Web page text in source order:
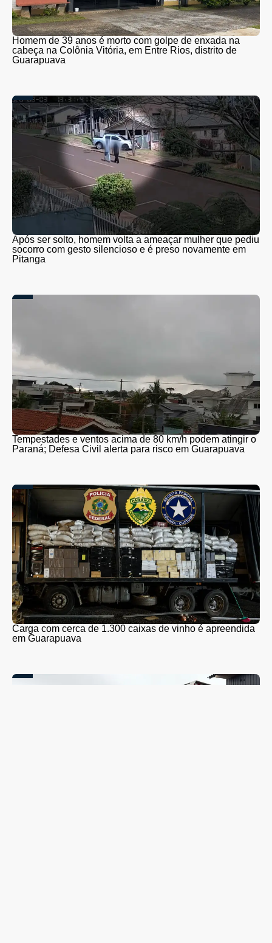
Homem de 39 anos é morto com golpe de enxada na
cabeça na Colônia Vitória, em Entre Rios, distrito de
Guarapuava
Após ser solto, homem volta a ameaçar mulher que pediu
socorro com gesto silencioso e é preso novamente em
Pitanga
Tempestades e ventos acima de 80 km/h podem atingir o
Paraná; Defesa Civil alerta para risco em Guarapuava
Carga com cerca de 1.300 caixas de vinho é apreendida
em Guarapuava